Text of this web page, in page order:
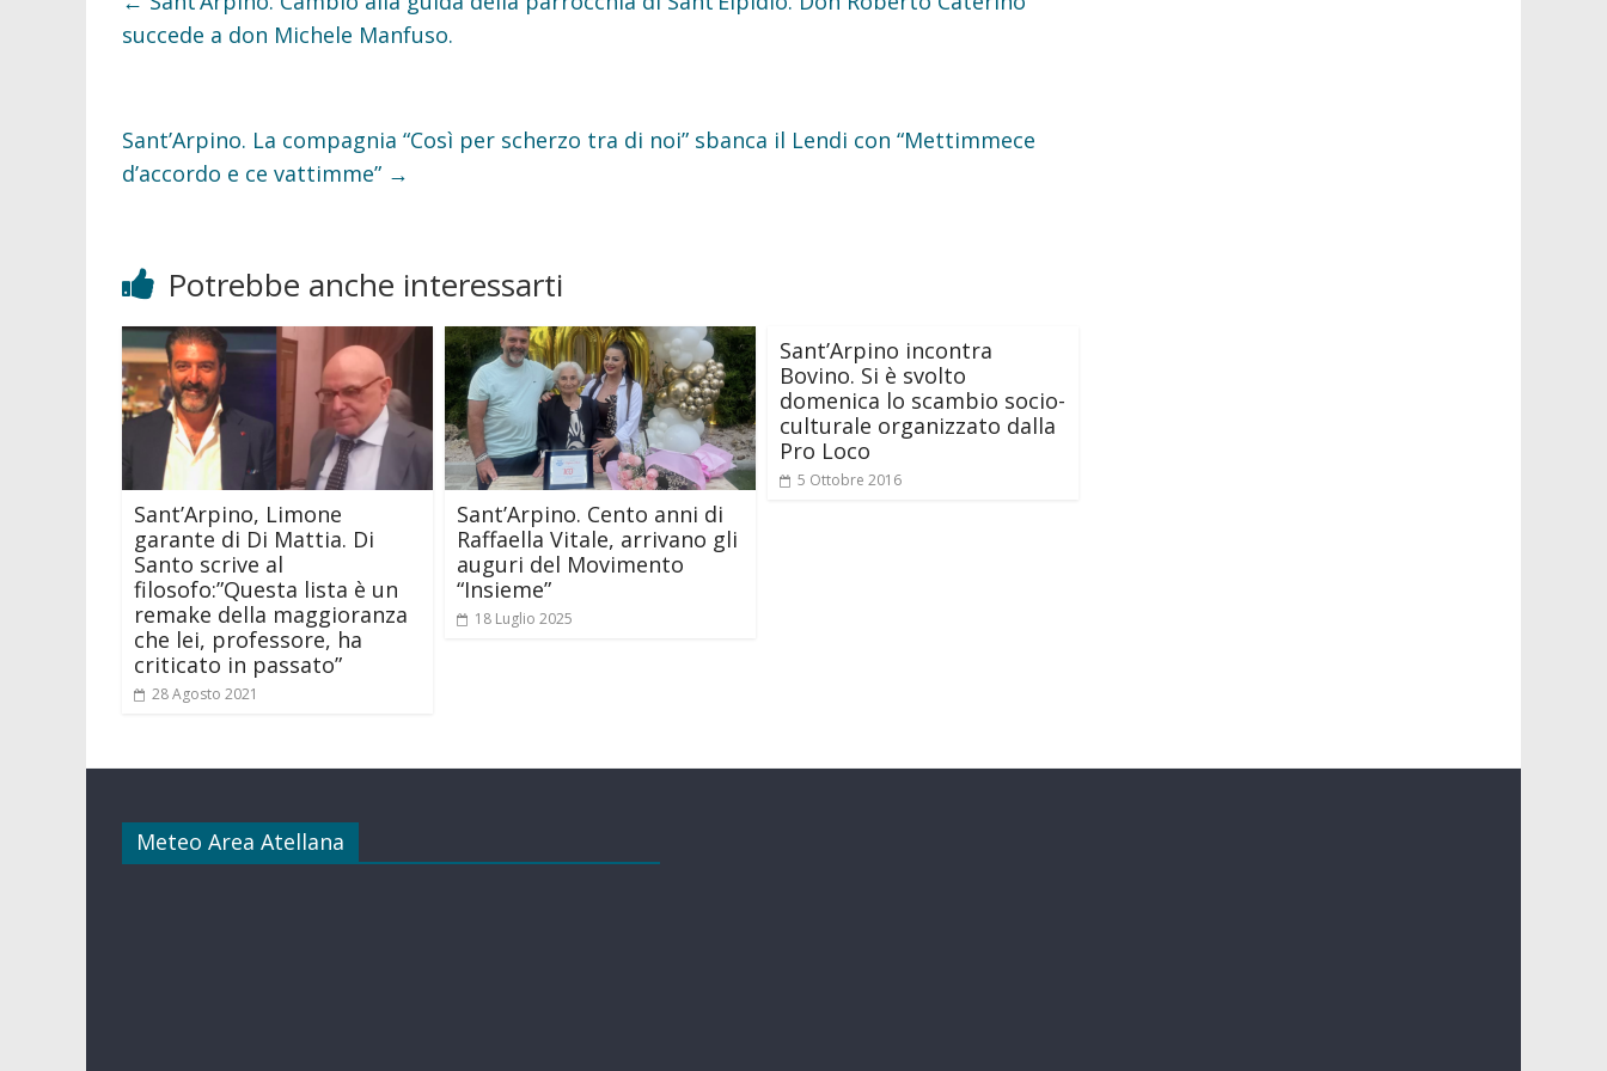
o
k
r
succede a don Michele Manfuso.
Sant’Arpino. La compagnia “Così per scherzo tra di noi” sbanca il Lendi con “Mettimmece
d’accordo e ce vattimme” →
Potrebbe anche interessarti
Sant’Arpino, Limone
garante di Di Mattia. Di
Santo scrive al
filosofo:”Questa lista è un
remake della maggioranza
che lei, professore, ha
criticato in passato”
28 Agosto 2021
Sant’Arpino. Cento anni di
Raffaella Vitale, arrivano gli
auguri del Movimento
“Insieme”
18 Luglio 2025
Sant’Arpino incontra
Bovino. Si è svolto
domenica lo scambio socio-
culturale organizzato dalla
Pro Loco
5 Ottobre 2016
Meteo Area Atellana